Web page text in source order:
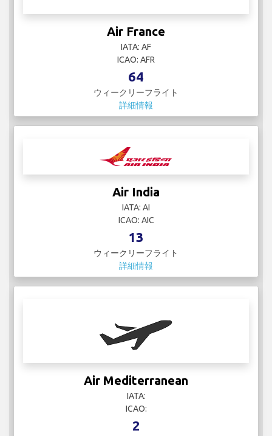
Air France
IATA: AF
ICAO: AFR
64
ウィークリーフライト
詳細情報
Air India
IATA: AI
ICAO: AIC
13
ウィークリーフライト
詳細情報
Air Mediterranean
IATA:
ICAO:
2